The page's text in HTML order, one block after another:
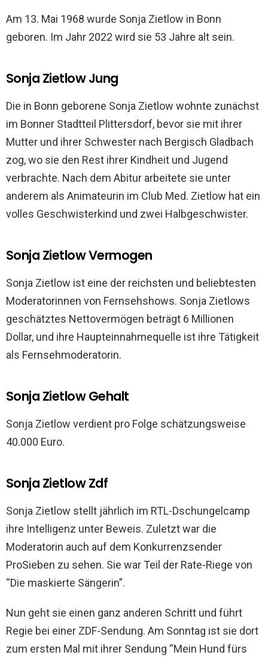
Am 13. Mai 1968 wurde Sonja Zietlow in Bonn
geboren. Im Jahr 2022 wird sie 53 Jahre alt sein.
Sonja Zietlow Jung
Die in Bonn geborene Sonja Zietlow wohnte zunächst
im Bonner Stadtteil Plittersdorf, bevor sie mit ihrer
Mutter und ihrer Schwester nach Bergisch Gladbach
zog, wo sie den Rest ihrer Kindheit und Jugend
verbrachte. Nach dem Abitur arbeitete sie unter
anderem als Animateurin im Club Med. Zietlow hat ein
volles Geschwisterkind und zwei Halbgeschwister.
Sonja Zietlow Vermogen
Sonja Zietlow ist eine der reichsten und beliebtesten
Moderatorinnen von Fernsehshows. Sonja Zietlows
geschätztes Nettovermögen beträgt 6 Millionen
Dollar, und ihre Haupteinnahmequelle ist ihre Tätigkeit
als Fernsehmoderatorin.
Sonja Zietlow Gehalt
Sonja Zietlow verdient pro Folge schätzungsweise
40.000 Euro.
Sonja Zietlow Zdf
Sonja Zietlow stellt jährlich im RTL-Dschungelcamp
ihre Intelligenz unter Beweis. Zuletzt war die
Moderatorin auch auf dem Konkurrenzsender
ProSieben zu sehen. Sie war Teil der Rate-Riege von
“Die maskierte Sängerin”.
Nun geht sie einen ganz anderen Schritt und führt
Regie bei einer ZDF-Sendung. Am Sonntag ist sie dort
zum ersten Mal mit ihrer Sendung “Mein Hund fürs